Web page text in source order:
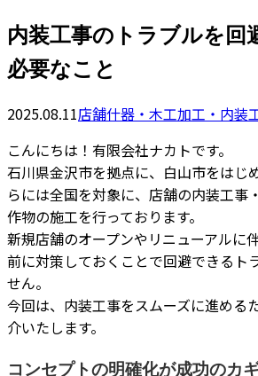
内装工事のトラブルを回
必要なこと
2025.08.11店舗什器・木工加工・内装
こんにちは！有限会社ナカトです。
石川県金沢市を拠点に、白山市をはじ
らには全国を対象に、店舗の内装工事
作物の施工を行っております。
新規店舗のオープンやリニューアルに
前に対策しておくことで回避できるト
せん。
今回は、内装工事をスムーズに進める
介いたします。
コンセプトの明確化が成功のカ